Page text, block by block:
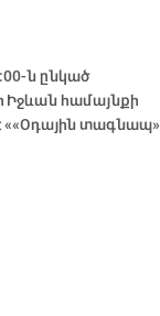
ն ընկած
համայնքի
««Օդային տագնապ»